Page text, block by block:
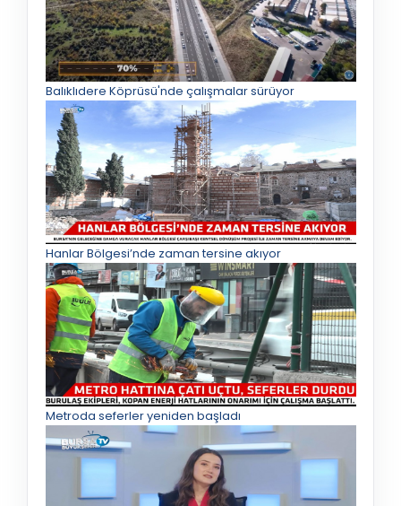
Balıklıdere Köprüsü'nde çalışmalar sürüyor
Hanlar Bölgesi’nde zaman tersine akıyor
Metroda seferler yeniden başladı